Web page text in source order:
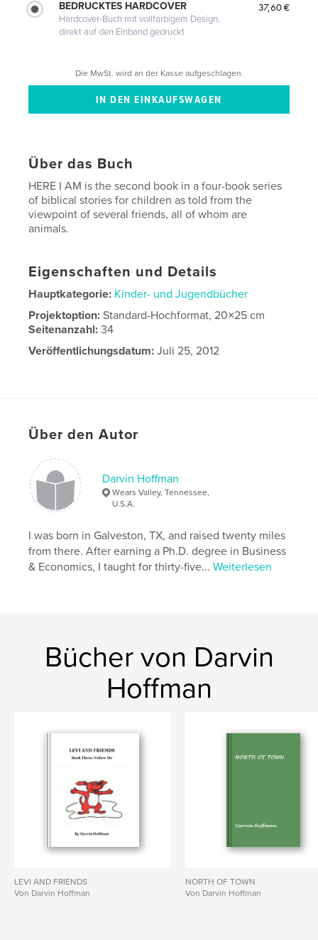
BEDRUCKTES HARDCOVER
Hardcover-Buch mit vollfarbigem Design,
direkt auf den Einband gedruckt
37,60 €
Die MwSt. wird an der Kasse aufgeschlagen.
Über das Buch
HERE I AM is the second book in a four-book series
of biblical stories for children as told from the
viewpoint of several friends, all of whom are
animals.
Eigenschaften und Details
Hauptkategorie: Kinder- und Jugendbücher
Projektoption:Standard-Hochformat, 20×25 cm
Seitenanzahl:34
Veröffentlichungsdatum: Juli 25, 2012
Über den Autor
Darvin Hoffman
Wears Valley, Tennessee,
U.S.A.
I was born in Galveston, TX, and raised twenty miles
from there. After earning a Ph.D. degree in Business
& Economics, I taught for thirty-five...Weiterlesen
Bücher von Darvin
Hoffman
LEVI AND FRIENDS
Von Darvin Hoffman
NORTH OF TOWN
Von Darvin Hoffman